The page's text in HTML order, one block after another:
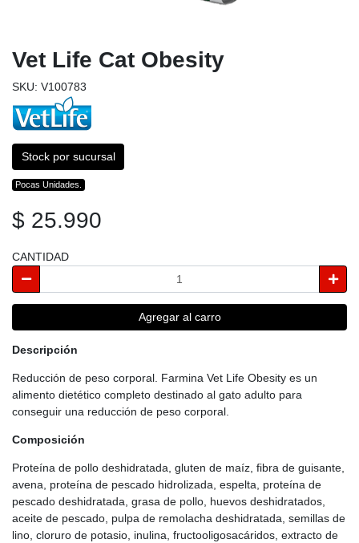
Vet Life Cat Obesity
SKU: V100783
Stock por sucursal
Pocas Unidades.
$ 25.990
CANTIDAD
Agregar al carro
Descripción
Reducción de peso corporal. Farmina Vet Life Obesity es un
alimento dietético completo destinado al gato adulto para
conseguir una reducción de peso corporal.
Composición
Proteína de pollo deshidratada, gluten de maíz, fibra de guisante,
avena, proteína de pescado hidrolizada, espelta, proteína de
pescado deshidratada, grasa de pollo, huevos deshidratados,
aceite de pescado, pulpa de remolacha deshidratada, semillas de
lino, cloruro de potasio, inulina, fructooligosacáridos, extracto de